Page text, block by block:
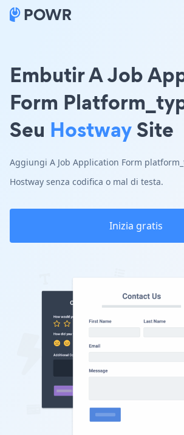
Embutir A Job
Form
Seu HostwaySite
Aggiungi A Job Application Form
Hostway senza codifica o mal di testa.
Inizia gratis